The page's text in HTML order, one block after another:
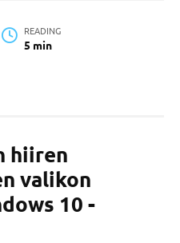
READING
5 min
hiiren
valikon
10 -